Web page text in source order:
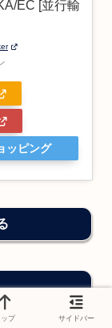
EC [並行輸
ッピング
ップ サイドバー